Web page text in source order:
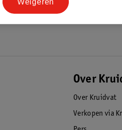
Over
Over Kruidvat
Verkopen via